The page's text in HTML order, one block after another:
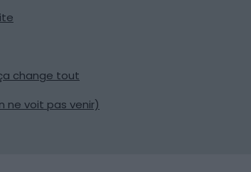
change tout
ne voit pas venir)